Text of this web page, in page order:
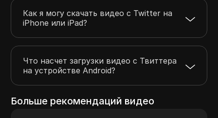
Как я могу скачать видео с Twitter на
iPhone или iPad?
Что насчет загрузки видео с Твиттера
на устройстве Android?
Больше рекомендаций видео